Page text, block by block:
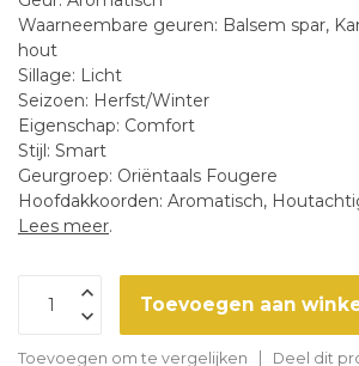
Waarneembare geuren: Balsem spar,
hout
Sillage: Licht
Seizoen: Herfst/Winter
Eigenschap: Comfort
Stijl: Smart
Geurgroep: Oriëntaals Fougere
Hoofdakkoorden: Aromatisch,
Lees meer.
Toevoegen aan
Toevoegen om te vergelijken Deel dit